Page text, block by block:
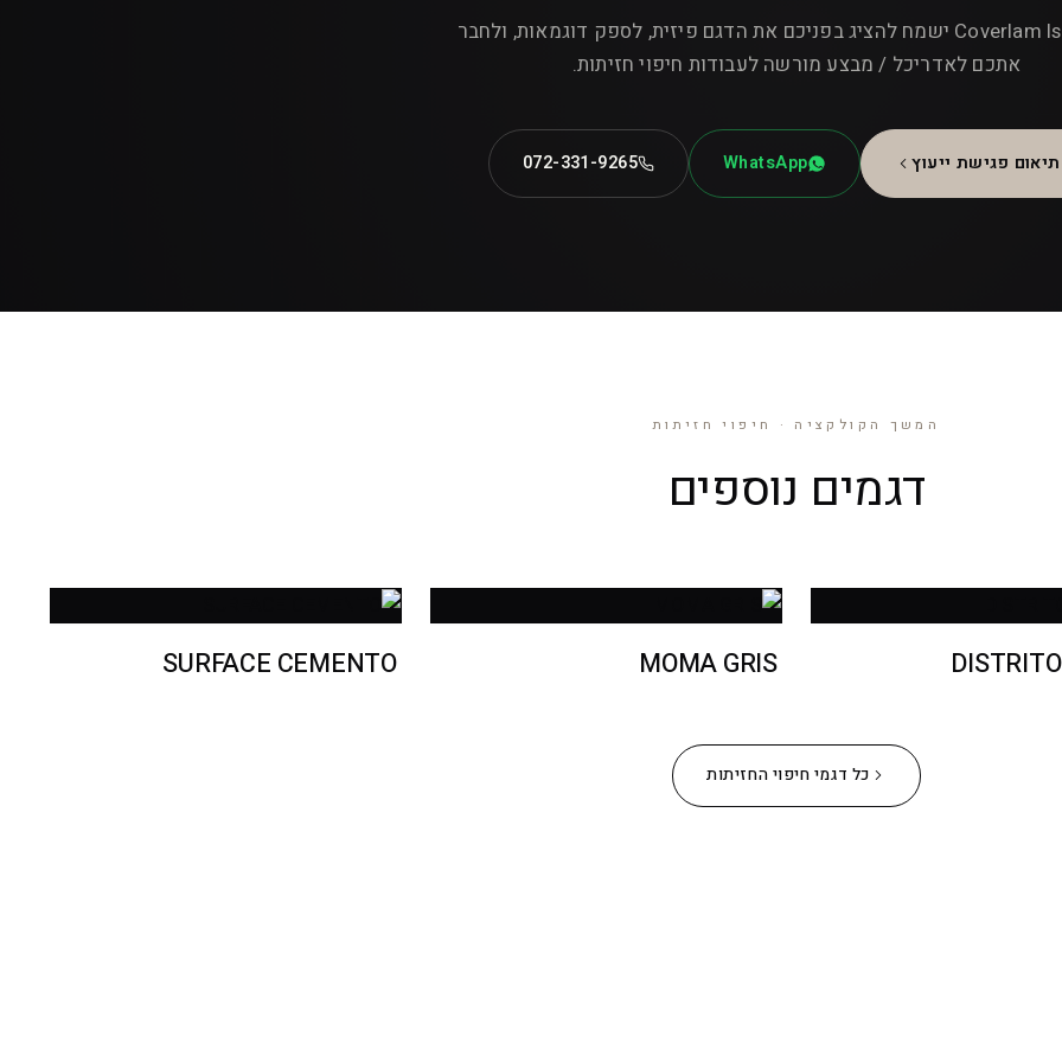
צוות Coverlam Israel ישמח להציג בפניכם את הדגם פיזית, לספק דוגמאות, ולחבר
אתכם לאדריכל / מבצע מורשה לעבודות חיפוי חזיתות.
פגישת ייעוץ WhatsApp
072-331-9265
המשך הקולקציה · חיפוי חזיתות
דגמים נוספים
MOMA GRIS
SURFACE CEMENTO
כל דגמי חיפוי החזיתות